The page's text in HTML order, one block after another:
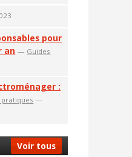
pour
an — Guides
:
pratiques —
Voir tous